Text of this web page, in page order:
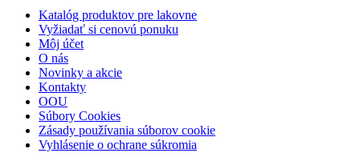
Katalóg produktov pre lakovne
Vyžiadať si cenovú ponuku
Môj účet
O nás
Novinky a akcie
Kontakty
OOU
Súbory Cookies
Zásady používania súborov cookie
Vyhlásenie o ochrane súkromia